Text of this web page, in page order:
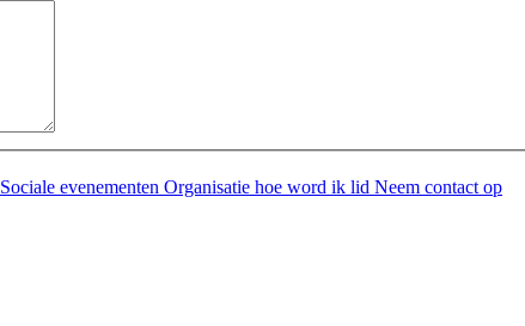
Sociale evenementen Organisatie hoe word ik lid Neem contact op